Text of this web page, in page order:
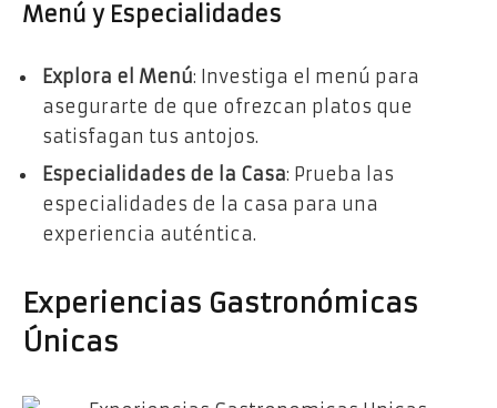
Menú y Especialidades
Explora el Menú: Investiga el menú para
asegurarte de que ofrezcan platos que
satisfagan tus antojos.
Especialidades de la Casa: Prueba las
especialidades de la casa para una
experiencia auténtica.
Experiencias Gastronómicas
Únicas